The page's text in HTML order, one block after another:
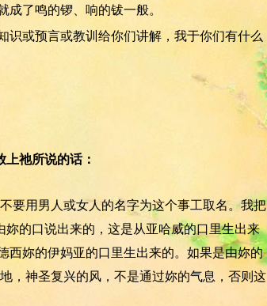
了鸣的锣、响的钹一般。
识或预言或教训给你们讲解，我于你们有什么
祂所说的话：
要用男人或女人的名字为这个事工取名。我把
的口说出来的，这是从亚哈威的口里生出来
西妳的伊妈亚的口里生出来的。如果是由妳的
，神圣复兴的风，不是通过妳的气息，否则这